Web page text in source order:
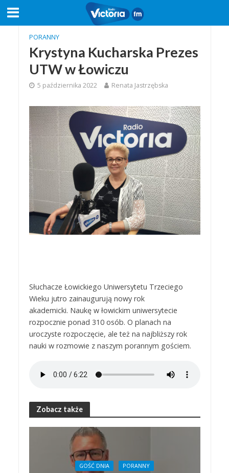
PORANNY
Krystyna Kucharska Prezes
UTW w Łowiczu
5 października 2022 Renata Jastrzębska
Słuchacze Łowickiego Uniwersytetu Trzeciego
Wieku jutro zainaugurują nowy rok
akademicki. Naukę w łowickim uniwersytecie
rozpocznie ponad 310 osób. O planach na
uroczyste rozpoczęcie, ale też na najbliższy rok
nauki w rozmowie z naszym porannym gościem.
Zobacz także
GOŚĆ DNIA PORANNY